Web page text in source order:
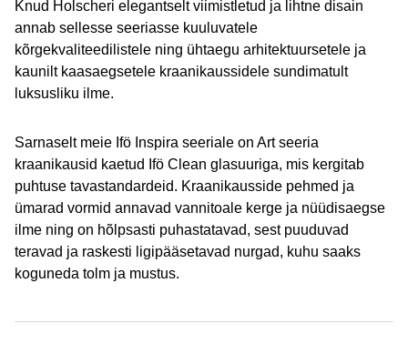
Knud Holscheri elegantselt viimistletud ja lihtne disain
annab sellesse seeriasse kuuluvatele
kõrgekvaliteedilistele ning ühtaegu arhitektuursetele ja
kaunilt kaasaegsetele kraanikaussidele sundimatult
luksusliku ilme.
Sarnaselt meie Ifö Inspira seeriale on Art seeria
kraanikausid kaetud Ifö Clean glasuuriga, mis kergitab
puhtuse tavastandardeid. Kraanikausside pehmed ja
ümarad vormid annavad vannitoale kerge ja nüüdisaegse
ilme ning on hõlpsasti puhastatavad, sest puuduvad
teravad ja raskesti ligipääsetavad nurgad, kuhu saaks
koguneda tolm ja mustus.